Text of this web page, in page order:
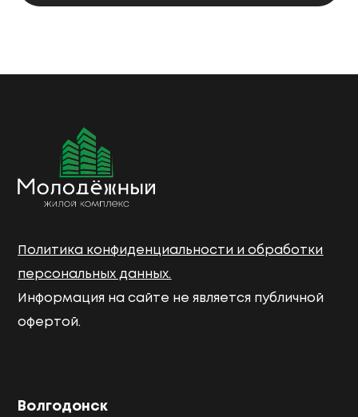
Политика конфиденциальности и обработки
персональных данных.
Информация на сайте не является публичной
офертой.
Волгодонск